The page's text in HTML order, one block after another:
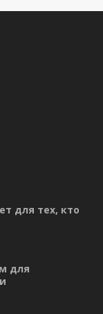
для тех, кто
для